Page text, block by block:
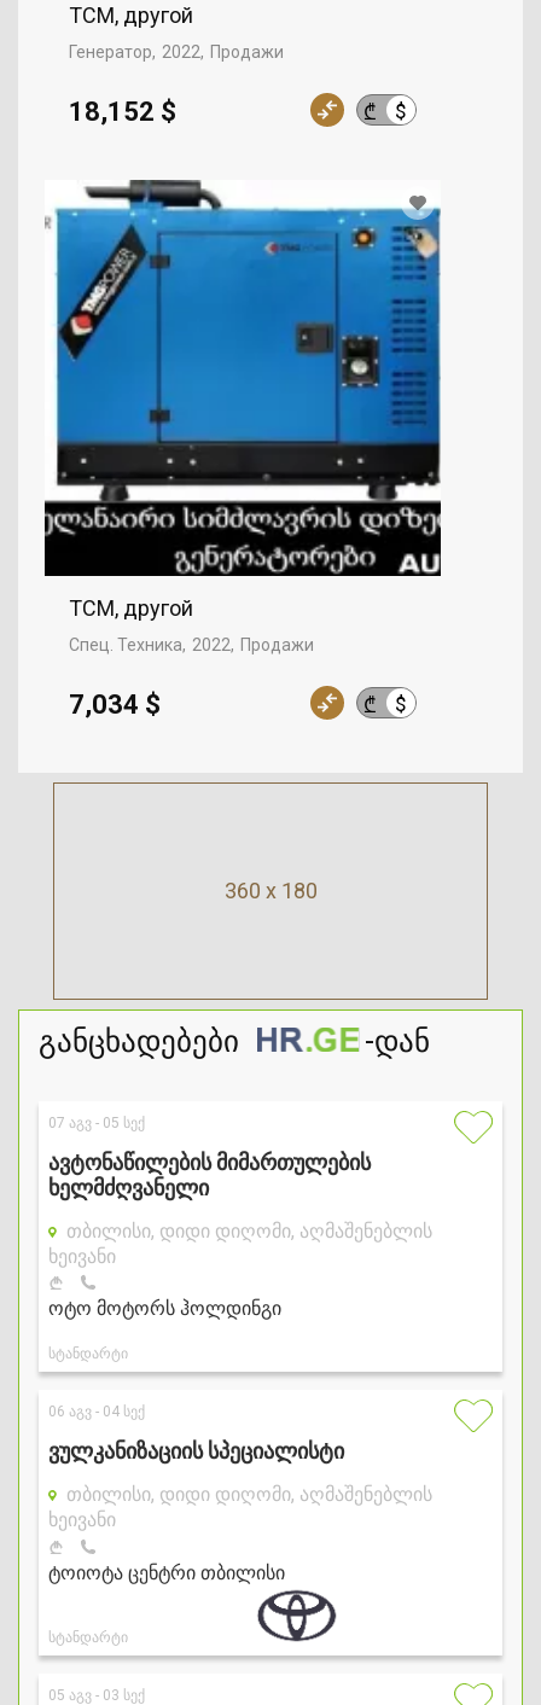
TCM, другой
Генератор 2022 Продажи
₾ $
18,152 $
TCM, другой
Спец. Техника 2022 Продажи
₾ $
7,034 $
360 x 180